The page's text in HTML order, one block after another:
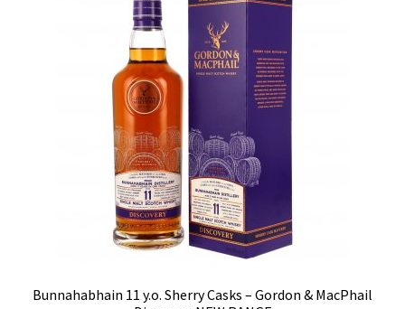
Bunnahabhain 11 y.o. Sherry Casks – Gordon & MacPhail